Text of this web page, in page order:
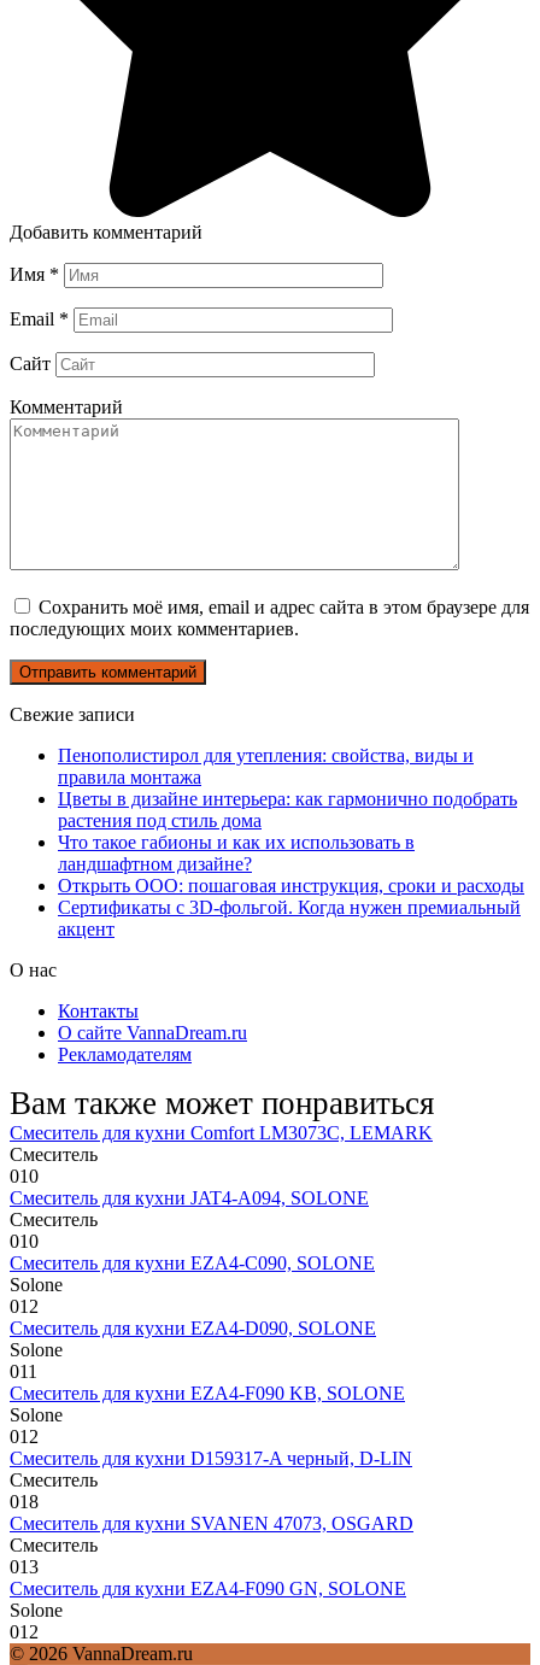
Добавить комментарий
Имя *
Email *
Сайт
Комментарий
Сохранить моё имя, email и адрес сайта в этом браузере для
последующих моих комментариев.
Свежие записи
Пенополистирол для утепления: свойства, виды и
правила монтажа
Цветы в дизайне интерьера: как гармонично подобрать
растения под стиль дома
Что такое габионы и как их использовать в
ландшафтном дизайне?
Открыть ООО: пошаговая инструкция, сроки и расходы
Сертификаты с 3D-фольгой. Когда нужен премиальный
акцент
О нас
Контакты
О сайте VannaDream.ru
Рекламодателям
Вам также может понравиться
Смеситель для кухни Comfort LM3073C, LEMARK
Смеситель
010
Смеситель для кухни JAT4-A094, SOLONE
Смеситель
010
Смеситель для кухни EZA4-C090, SOLONE
Solone
012
Смеситель для кухни EZA4-D090, SOLONE
Solone
011
Смеситель для кухни EZA4-F090 KB, SOLONE
Solone
012
Смеситель для кухни D159317-A черный, D-LIN
Смеситель
018
Смеситель для кухни SVANEN 47073, OSGARD
Смеситель
013
Смеситель для кухни EZA4-F090 GN, SOLONE
Solone
012
© 2026 VannaDream.ru